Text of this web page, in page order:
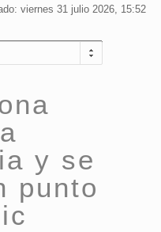
viernes 31 julio 2026, 15:52
y se
punto